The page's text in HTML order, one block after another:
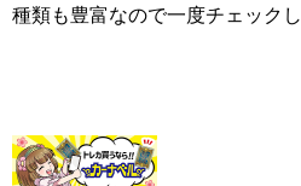
種類も豊富なので一度チェック